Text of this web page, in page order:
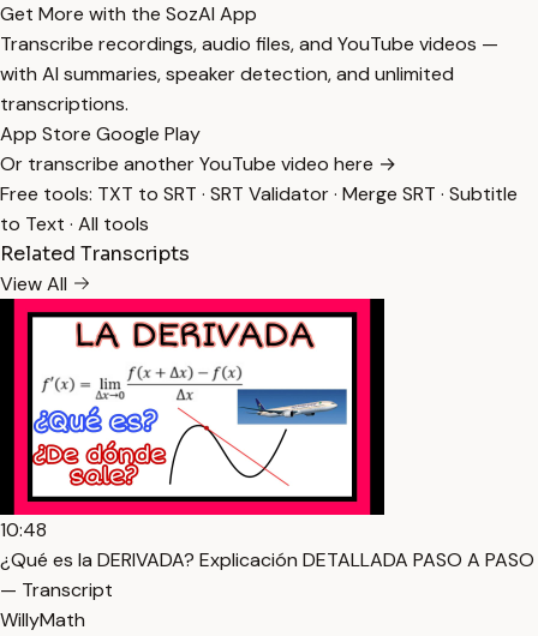
Get More with the SozAI App
Transcribe recordings, audio files, and YouTube videos —
with AI summaries, speaker detection, and unlimited
transcriptions.
App Store Google Play
Or transcribe another YouTube video here →
Free tools: TXT to SRT · SRT Validator· Merge SRT · Subtitle
to Text · All tools
Related Transcripts
View All
10:48
¿Qué es la DERIVADA? Explicación DETALLADA PASO A PASO
— Transcript
WillyMath